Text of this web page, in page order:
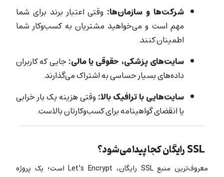
شرکت‌ها و سازمان‌ها: وقتی اعتبار برند برای شما
مهم است و می‌خواهید مشتریان به کسب‌وکار شما
اطمینان کنند.
سایت‌های پزشکی، حقوقی یا مالی: جایی که کاربران
داده‌های بسیار حساسی به اشتراک می‌گذارند.
سایت‌هایی با ترافیک بالا: وقتی هزینه یک بار خرابی
یا انقضای گواهینامه برای کسب‌وکارتان بالاست.
SSL رایگان کجا پیدا می‌شود؟
معروف‌ترین منبع SSL رایگان، Let’s Encrypt است؛ یک پروژه